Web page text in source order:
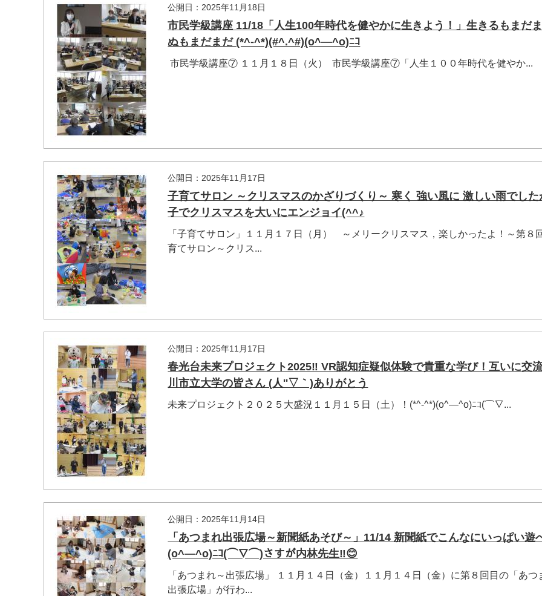
公開日：2025年11月18日
市民学級講座 11/18「人生100年時代を健やかに生きよう！」生きるもまだ
ぬもまだまだ (*^-^*)(#^.^#)(o^―^o)ﾆｺ
市民学級講座⑦ １１月１８日（火） 市民学級講座⑦「人生１００年時代を健やか...
公開日：2025年11月17日
子育てサロン ～クリスマスのかざりづくり～ 寒く 強い風に 激しい雨でした
子でクリスマスを大いにエンジョイ(^^♪
「子育てサロン」１１月１７日（月） ～メリークリスマス，楽しかったよ！～第８
育てサロン～クリス...
公開日：2025年11月17日
春光台未来プロジェクト2025‼ VR認知症疑似体験で貴重な学び！互いに交
川市立大学の皆さん (人''▽｀)ありがとう
未来プロジェクト２０２５大盛況１１月１５日（土）！(*^-^*)(o^―^o)ﾆｺ(⌒∇...
公開日：2025年11月14日
「あつまれ出張広場～新聞紙あそび～」11/14 新聞紙でこんなにいっぱい遊
(o^―^o)ﾆｺ(⌒∇⌒)さすが内林先生‼😊
「あつまれ～出張広場」 １１月１４日（金）１１月１４日（金）に第８回目の「あつ
出張広場」が行わ...